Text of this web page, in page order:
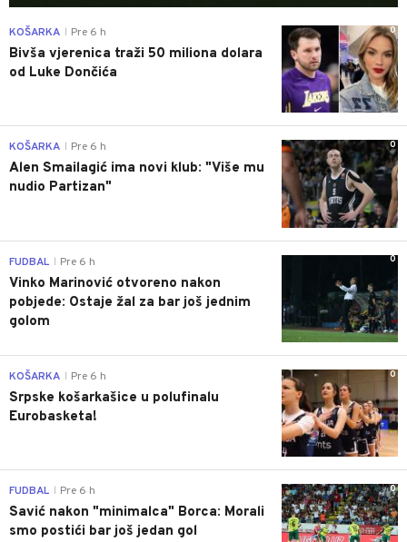
0
KOŠARKA Pre 6 h
Bivša vjerenica traži 50 miliona dolara
od Luke Dončića
0
KOŠARKA Pre 6 h
Alen Smailagić ima novi klub: "Više mu
nudio Partizan"
0
FUDBAL Pre 6 h
Vinko Marinović otvoreno nakon
pobjede: Ostaje žal za bar još jednim
golom
0
KOŠARKA Pre 6 h
Srpske košarkašice u polufinalu
Eurobasketa!
0
FUDBAL Pre 6 h
Savić nakon "minimalca" Borca: Morali
smo postići bar još jedan gol